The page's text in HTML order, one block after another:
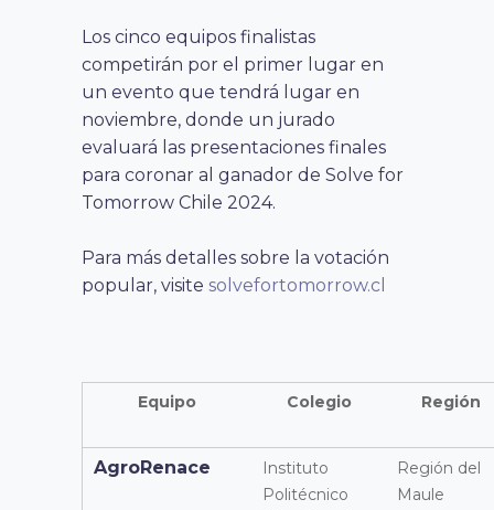
Los cinco equipos finalistas
competirán por el primer lugar en
un evento que tendrá lugar en
noviembre, donde un jurado
evaluará las presentaciones finales
para coronar al ganador de Solve for
Tomorrow Chile 2024.
Para más detalles sobre la votación
popular, visite solvefortomorrow.cl
Equipo Colegio Región
AgroRenace
Instituto
Politécnico
Región del
Maule